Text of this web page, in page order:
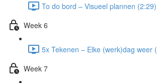
To do bord – Visueel plannen (2:29)
Week 6
5x Tekenen – Elke (werk)dag weer
Week 7